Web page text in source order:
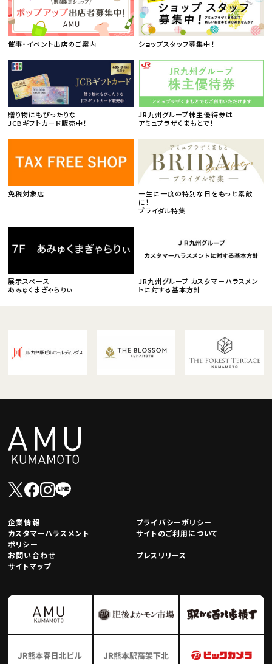
催事・イベント出店のご案内 ショップスタッフ募集中！
贈り物にもぴったりな
JCBギフトカード販売中！
JR九州グループ株主優待券は
アミュプラザくまもとで！
免税対象店
一生に一度の特別な日をもっと素敵
に！
ブライダル特集
展示スペース
あみゅくまぎゃらりぃ
JR九州グループ カスタマーハラスメン
トに対する基本方針
企業情報
プライバシーポリシー
カスタマーハラスメント
ポリシー
サイトのご利用について
お問い合わせ
プレスリリース
サイトマップ